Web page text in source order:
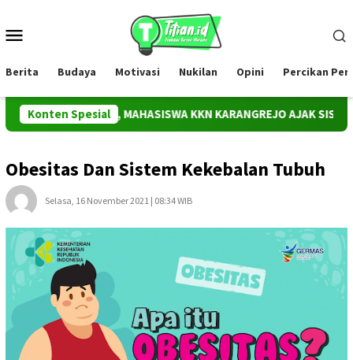
konten
Berita Budaya Motivasi Nukilan Opini Percikan
Konten Spesial
SAMPAH, MAHASISWA KKN KARANGREJO AJAK SISWA
Obesitas Dan Sistem Kekebalan Tubuh
Selasa, 16 November 2021 | 08:34 WIB